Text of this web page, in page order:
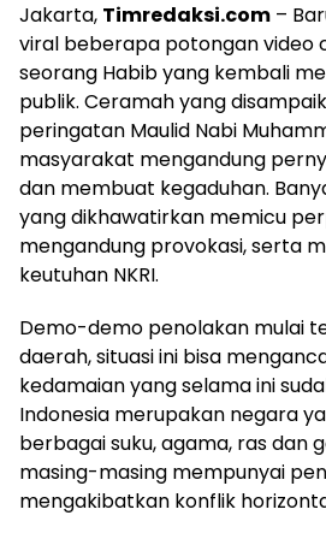
Jakarta, Timredaksi.com –
viral beberapa potongan video
seorang Habib yang kembali
publik. Ceramah yang
peringatan Maulid Nabi
masyarakat mengandung
dan membuat kegaduhan.
yang dikhawatirkan memicu
mengandung provokasi, serta
keutuhan NKRI.
Demo-demo penolakan mulai
daerah, situasi ini bisa
kedamaian yang selama ini
Indonesia merupakan negara
berbagai suku, agama, ras dan
masing-masing mempunyai
mengakibatkan konflik